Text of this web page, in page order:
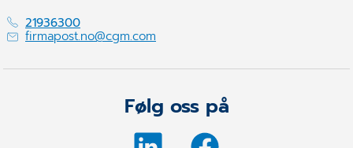
21936300
firmapost.no@cgm.com
Følg oss på